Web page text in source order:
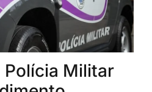
Polícia Militar